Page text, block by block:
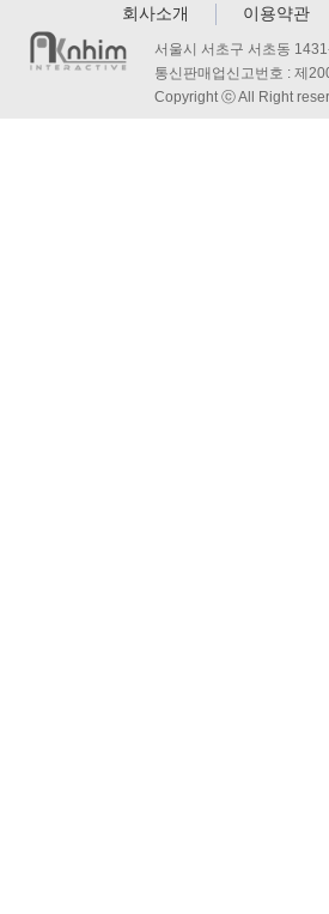
회사소개 이용약관
서울시 서초구 서초동
통신판매업신고번호 : 제
Copyright ⓒ All Right